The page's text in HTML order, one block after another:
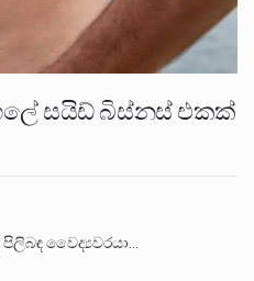
සයිඩ් බිස්නස් එකක්
වෛද්‍යවරයා…